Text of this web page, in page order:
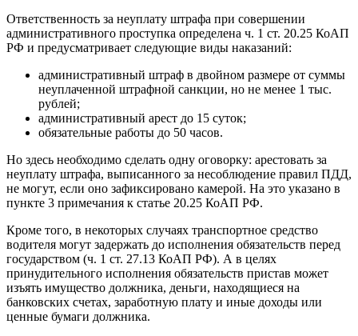
Ответственность за неуплату штрафа при совершении
административного проступка определена ч. 1 ст. 20.25 КоАП
РФ и предусматривает следующие виды наказаний:
административный штраф в двойном размере от суммы
неуплаченной штрафной санкции, но не менее 1 тыс.
рублей;
административный арест до 15 суток;
обязательные работы до 50 часов.
Но здесь необходимо сделать одну оговорку: арестовать за
неуплату штрафа, выписанного за несоблюдение правил ПДД,
не могут, если оно зафиксировано камерой. На это указано в
пункте 3 примечания к статье 20.25 КоАП РФ.
Кроме того, в некоторых случаях транспортное средство
водителя могут задержать до исполнения обязательств перед
государством (ч. 1 ст. 27.13 КоАП РФ). А в целях
принудительного исполнения обязательств пристав может
изъять имущество должника, деньги, находящиеся на
банковских счетах, заработную плату и иные доходы или
ценные бумаги должника.